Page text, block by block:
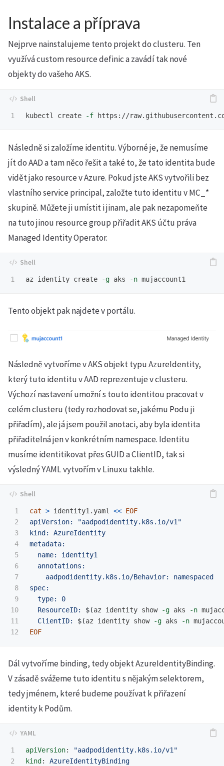
Instalace a příprava
Nejprve nainstalujeme tento projekt do clusteru. Ten
využívá custom resource definic a zavádí tak nové
objekty do vašeho AKS.
kubectl create -f
Následně si založíme identitu. Výborné je, že nemusíme
jít do AAD a tam něco řešit a také to, že tato identita bude
vidět jako resource v Azure. Pokud jste AKS vytvořili bez
vlastního service principal, založte tuto identitu v MC_*
skupině. Můžete ji umístit i jinam, ale pak nezapomeňte
na tuto jinou resource group přiřadit AKS účtu práva
Managed Identity Operator.
az identity create -g aks -n
Tento objekt pak najdete v portálu.
Následně vytvoříme v AKS objekt typu AzureIdentity,
který tuto identitu v AAD reprezentuje v clusteru.
Výchozí nastavení umožní s touto identitou pracovat v
celém clusteru (tedy rozhodovat se, jakému Podu ji
přiřadím), ale já jsem použil anotaci, aby byla identita
přiřaditelná jen v konkrétním namespace. Identitu
musíme identitikovat přes GUID a ClientID, tak si
výsledný YAML vytvořím v Linuxu takhle.
1
2
3
4
5
6
7
8
9
10
11
cat > identity1.yaml << EOF
apiVersion: "aadpodidentity.k8s.io/v1"
kind: AzureIdentity
metadata:
  name: identity1
  annotations:
    aadpodidentity.k8s.io/Behavior: namespaced
spec:
  type: 0
  ResourceID:
$(az identity show -g aks -n
  ClientID:
$(az identity show -g aks -n
Dál vytvoříme binding, tedy objekt AzureIdentityBinding.
V zásadě svážeme tuto identitu s nějakým selektorem,
tedy jménem, které budeme používat k přiřazení
identity k Podům.
1
2
apiVersion: "aadpodidentity.k8s.io/v1"
kind : AzureIdentityBinding